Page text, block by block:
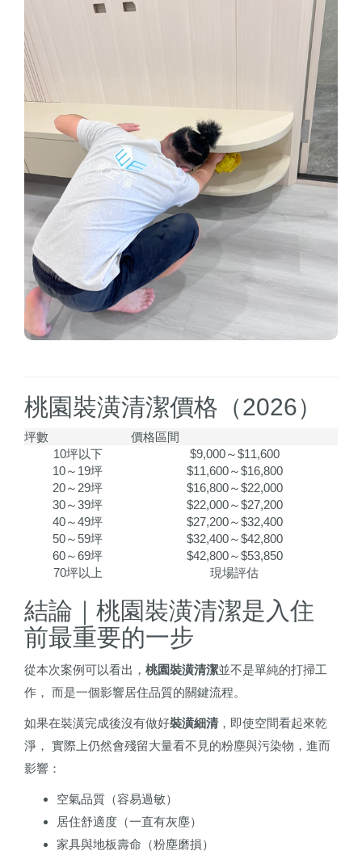
桃園裝潢清潔價格（2026）
坪數
價格區間
10坪以下
$9,000～$11,600
10～19坪
$11,600～$16,800
20～29坪
$16,800～$22,000
30～39坪
$22,000～$27,200
40～49坪
$27,200～$32,400
50～59坪
$32,400～$42,800
60～69坪
$42,800～$53,850
70坪以上
現場評估
結論｜桃園裝潢清潔是入住
前最重要的一步
從本次案例可以看出， 桃園裝潢清潔並不是單純的打掃工
作， 而是一個影響居住品質的關鍵流程。
如果在裝潢完成後沒有做好裝潢細清 ，即使空間看起來乾
淨， 實際上仍然會殘留大量看不見的粉塵與污染物，進而
影響：
空氣品質（容易過敏）
居住舒適度（一直有灰塵）
家具與地板壽命（粉塵磨損）